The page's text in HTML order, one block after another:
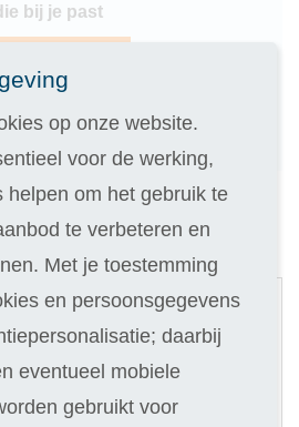
bij je past
proberen
slaagt
op onze website.
voor de werking,
helpen om het gebruik te
te verbeteren en
Met je toestemming
en persoonsgegevens
daarbij
eventueel mobiele
gebruikt voor